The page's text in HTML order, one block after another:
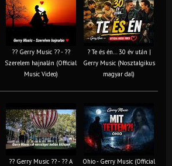
?? Gerry Music ?? - ??
Szerelem hajnalán (Official
Music Video)
? Te és én… 30 év után |
Gerry Music (Nosztalgikus
magyar dal)
?? Gerry Music ?? - ?? A
Ohio - Gerry Music (Official